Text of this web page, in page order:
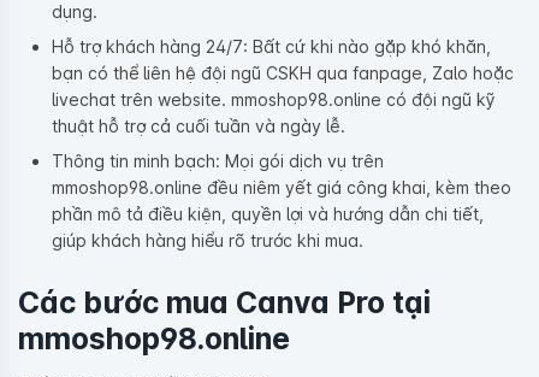
dụng.
Hỗ trợ khách hàng 24/7: Bất cứ khi nào gặp khó khăn,
bạn có thể liên hệ đội ngũ CSKH qua fanpage, Zalo hoặc
livechat trên website. mmoshop98.online có đội ngũ kỹ
thuật hỗ trợ cả cuối tuần và ngày lễ.
Thông tin minh bạch: Mọi gói dịch vụ trên
mmoshop98.online đều niêm yết giá công khai, kèm theo
phần mô tả điều kiện, quyền lợi và hướng dẫn chi tiết,
giúp khách hàng hiểu rõ trước khi mua.
Các bước mua Canva Pro tại
mmoshop98.online